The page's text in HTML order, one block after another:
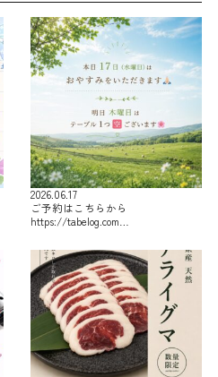
2026.06.17
ご予約はこちらから
https://tabelog.com…